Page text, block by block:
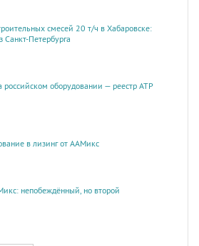
смесей 20 т/ч в Хабаровске:
Санкт-Петербурга
российском оборудовании — реестр АТР
в лизинг от ААМикс
непобеждённый, но второй